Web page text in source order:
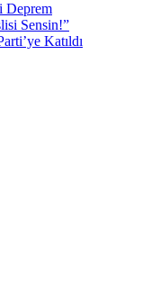
Deprem
Sensin!”
Katıldı